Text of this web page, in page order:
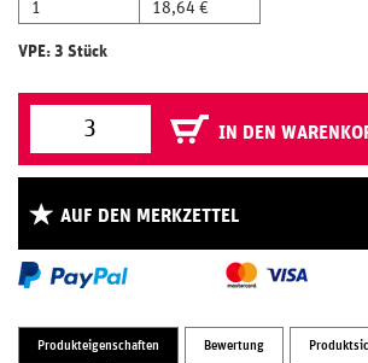
1
18,64 €
VPE: 3 Stück
IN DEN
AUF DEN MERKZETTEL
Produkteigenschaften Bewertung